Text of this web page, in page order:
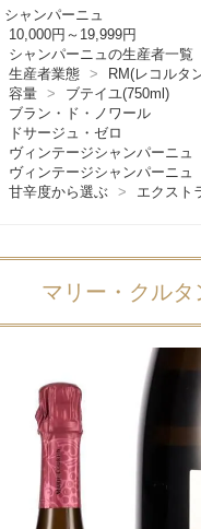
シャンパーニュ
10,000円～19,999円
シャンパーニュの生産者一覧
生産者業態 >
RM(レコルタ
容量 >
ブテイユ(750ml)
ブラン・ド・ノワール
ドサージュ・ゼロ
ヴィンテージシャンパーニュ
ヴィンテージシャンパーニュ
甘辛度から選ぶ > エクスト
マリー・クル